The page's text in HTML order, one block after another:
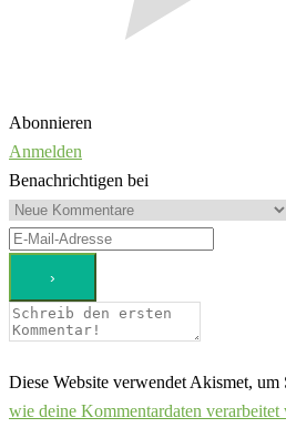
Abonnieren
Anmelden
Benachrichtigen bei
Diese Website verwendet Akismet, um
wie deine Kommentardaten verarbeitet